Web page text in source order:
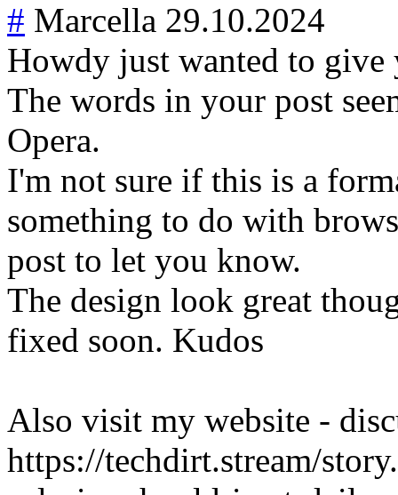
# Marcella 29.10.2024
Howdy just wanted to give
The words in your post
Opera.
I'm not sure if this is a
something to do with
post to let you know.
The design look great
fixed soon. Kudos
Also visit my website -
https://techdirt.stream/